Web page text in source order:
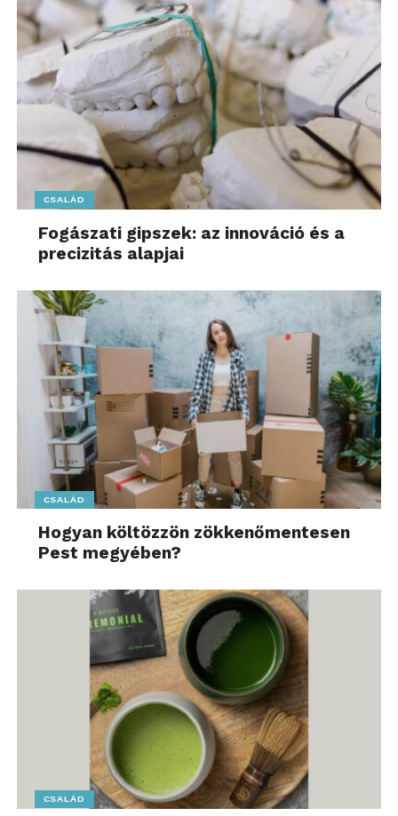
Gyerekszemmel a világ – További friss híreket talál
meseutca.hufőoldalán! Kövesse a technológiai
híreket és csatlakozzon hozzánk a
Facebookon is!
CSALÁD
Fogászati gipszek: az innováció és a
precizitás alapjai
CSALÁD
Hogyan költözzön zökkenőmentesen
Pest megyében?
CSALÁD